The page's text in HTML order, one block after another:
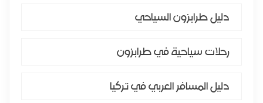
دليل طرابزون السياحي
رحلات سياحية في طرابزون
دليل المسافر العربي في تركيا